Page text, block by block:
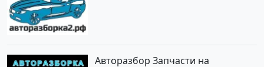
Авторазбор Запчасти на